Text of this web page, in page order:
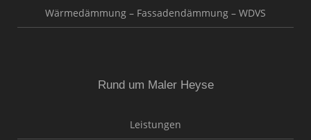
Wärmedämmung – Fassadendämmung – WDVS
Rund um Maler Heyse
Leistungen